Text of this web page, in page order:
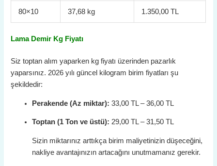
80×10 37,68 kg 1.350,00 TL
Lama Demir Kg Fiyatı
Siz toptan alım yaparken kg fiyatı üzerinden pazarlık
yaparsınız. 2026 yılı güncel kilogram birim fiyatları şu
şekildedir:
Perakende (Az miktar): 33,00 TL – 36,00 TL
Toptan (1 Ton ve üstü): 29,00 TL – 31,50 TL
Sizin miktarınız arttıkça birim maliyetinizin düşeceğini,
nakliye avantajınızın artacağını unutmamanız gerekir.